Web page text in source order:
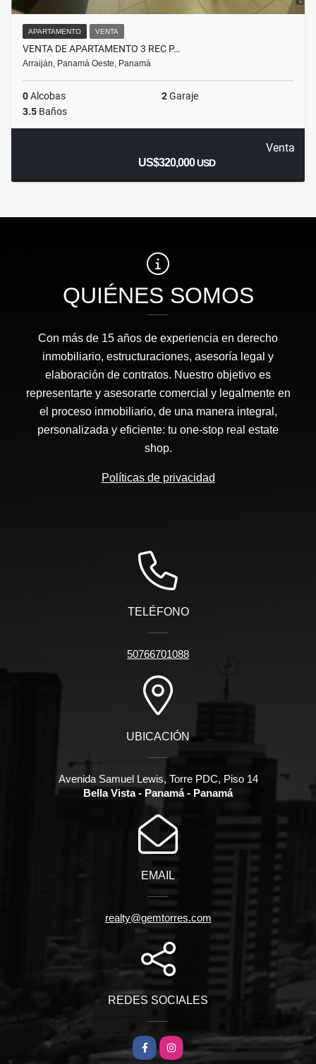
APARTAMENTO VENTA
VENTA DE APARTAMENTO 3 REC P…
Arraiján, Panamá Oeste, Panamá
0Alcobas 2Garaje
3.5 Baños
Venta
US$320,000USD
QUIÉNES SOMOS
Con más de 15 años de experiencia en derecho
inmobiliario, estructuraciones, asesoría legal y
elaboración de contratos. Nuestro objetivo es
representarte y asesorarte comercial y legalmente en
el proceso inmobiliario, de una manera integral,
personalizada y eficiente: tu one-stop real estate
shop.
Políticas de privacidad
TELÉFONO
50766701088
UBICACIÓN
Avenida Samuel Lewis, Torre PDC, Piso 14
Bella Vista - Panamá - Panamá
EMAIL
realty@gemtorres.com
REDES SOCIALES
FacebookInstagram